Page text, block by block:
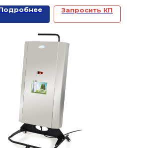
высокочастотных
колебаний стенок
клетки за счет
жилетов.
Запросить КП